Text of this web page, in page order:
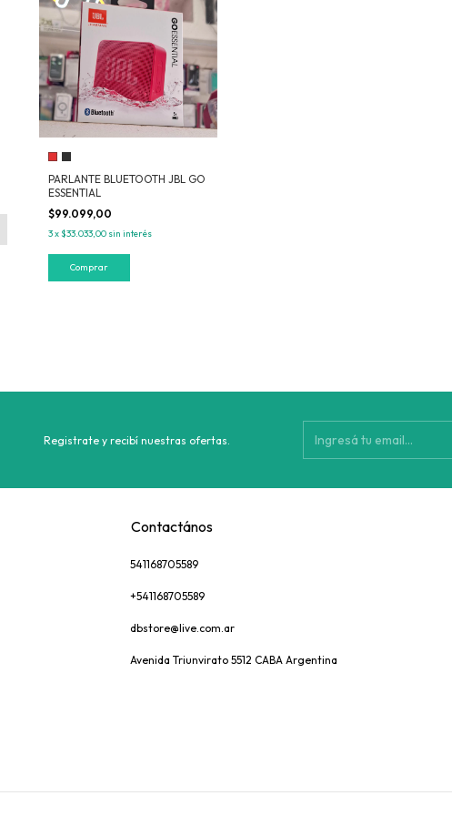
PARLANTE BLUETOOTH JBL GO
ESSENTIAL
$99.099,00
3x$33.033,00 sin interés
Comprar
Registrate y recibí nuestras ofertas.
Contactános
541168705589
+541168705589
dbstore@live.com.ar
Avenida Triunvirato 5512 CABA Argentina